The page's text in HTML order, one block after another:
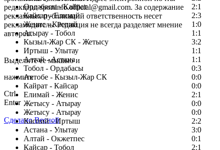
Ордабасы - Кайрат
2:1
Кайсар - Елимай
2:3
Женис - Каспий
1:0
Атырау - Тобол
1:1
Кызыл-Жар СК - Жетысу
3:2
Иртыш - Улытау
1:1
Алтай - Астана
1:1
Тобол - Ордабасы
0:3
Актобе - Кызыл-Жар СК
0:0
Кайрат - Кайсар
0:0
Елимай - Женис
2:1
Жетысу - Атырау
0:0
Жетысу - Атырау
0:0
Каспий - Иртыш
2:2
Астана - Улытау
3:0
Алтай - Окжетпес
0:1
Кайсар - Тобол
2:1
редакции: sportinfo.official@gmail.com. За содержание
рекламных публикаций ответственность несет
рекламодатель. Редакция не всегда разделяет мнение
авторов.
Заметили ошибку в тексте?
Выделите ее мышью и
нажмите
Ctrl
Enter
Сделано Весной